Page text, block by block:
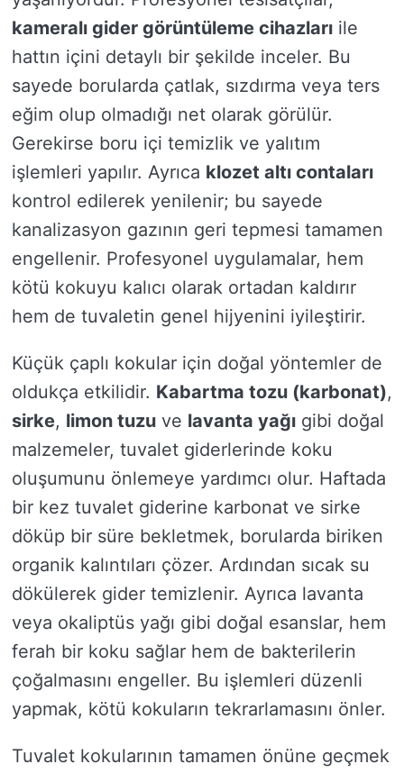
kameralı gider görüntüleme cihazları ile
hattın içini detaylı bir şekilde inceler. Bu
sayede borularda çatlak, sızdırma veya ters
eğim olup olmadığı net olarak görülür.
Gerekirse boru içi temizlik ve yalıtım
işlemleri yapılır. Ayrıca klozet altı contaları
kontrol edilerek yenilenir; bu sayede
kanalizasyon gazının geri tepmesi tamamen
engellenir. Profesyonel uygulamalar, hem
kötü kokuyu kalıcı olarak ortadan kaldırır
hem de tuvaletin genel hijyenini iyileştirir.
Küçük çaplı kokular için doğal yöntemler de
oldukça etkilidir. Kabartma tozu (karbonat),
sirke, limon tuzu ve lavanta yağı gibi doğal
malzemeler, tuvalet giderlerinde koku
oluşumunu önlemeye yardımcı olur. Haftada
bir kez tuvalet giderine karbonat ve sirke
döküp bir süre bekletmek, borularda biriken
organik kalıntıları çözer. Ardından sıcak su
dökülerek gider temizlenir. Ayrıca lavanta
veya okaliptüs yağı gibi doğal esanslar, hem
ferah bir koku sağlar hem de bakterilerin
çoğalmasını engeller. Bu işlemleri düzenli
yapmak, kötü kokuların tekrarlamasını önler.
Tuvalet kokularının tamamen önüne geçmek